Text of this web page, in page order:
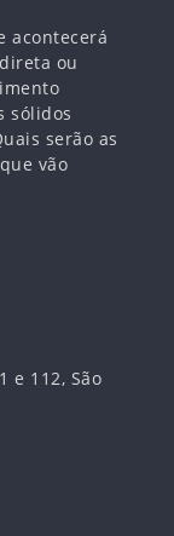
acontecerá
ou
sólidos
serão as
vão
e 112, São